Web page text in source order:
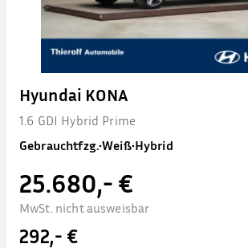
Hyundai KONA
1.6 GDI Hybrid Prime
Gebrauchtfzg.•Weiß•Hybrid
25.680,- €
MwSt. nicht ausweisbar
292,- €